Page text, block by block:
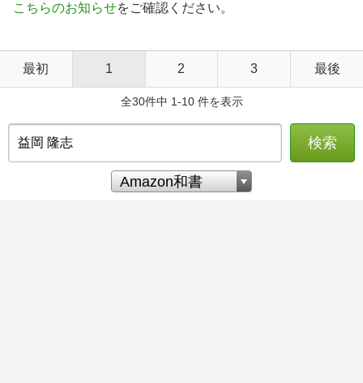
こちらのお知らせをご確認ください。
最初 1 2 3 最後
全30件中 1-10 件を表示
検索